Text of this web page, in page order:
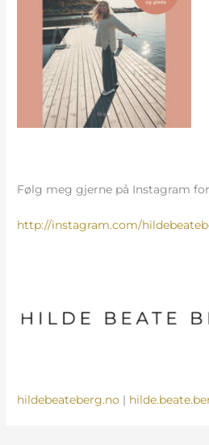
Følg meg gjerne på Instagram
http://instagram.com/
hildebeateberg.no |